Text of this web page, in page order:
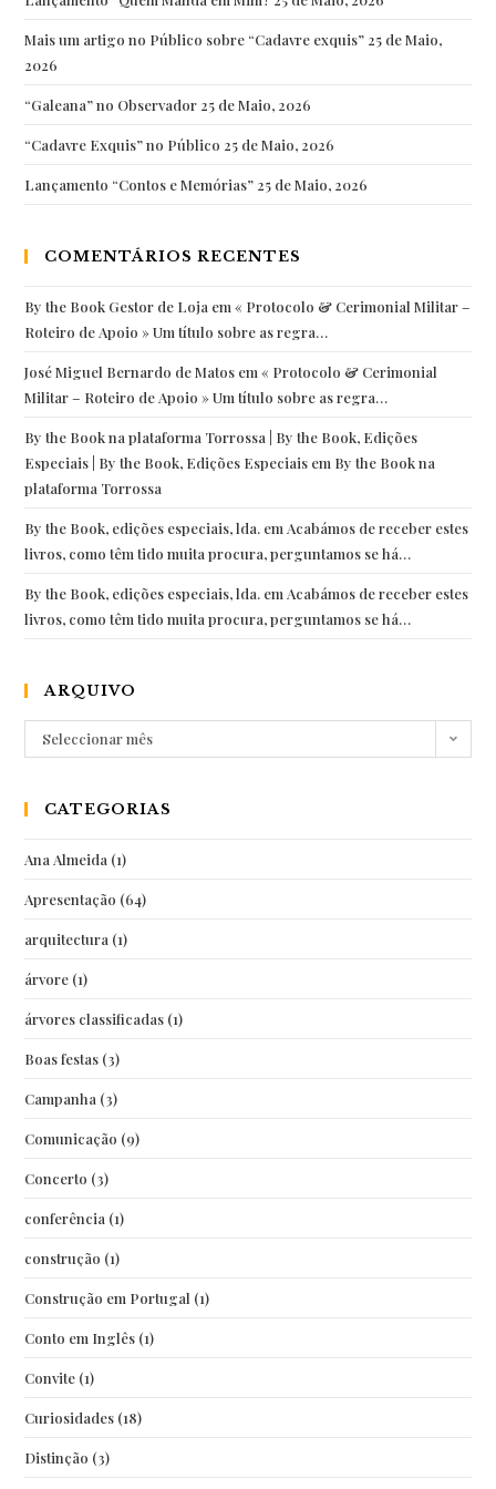
Mais um artigo no Público sobre “Cadavre exquis” 25 de Maio,
2026
“Galeana” no Observador 25 de Maio, 2026
“Cadavre Exquis” no Público 25 de Maio, 2026
Lançamento “Contos e Memórias” 25 de Maio, 2026
COMENTÁRIOS RECENTES
By the Book Gestor de Loja em« Protocolo & Cerimonial Militar –
Roteiro de Apoio » Um título sobre as regra…
José Miguel Bernardo de Matos em« Protocolo & Cerimonial
Militar – Roteiro de Apoio » Um título sobre as regra…
By the Book na plataforma Torrossa | By the Book, Edições
Especiais | By the Book, Edições Especiais em By the Book na
plataforma Torrossa
By the Book, edições especiais, lda. em Acabámos de receber estes
livros, como têm tido muita procura, perguntamos se há…
By the Book, edições especiais, lda. em Acabámos de receber estes
livros, como têm tido muita procura, perguntamos se há…
ARQUIVO
Arquivo
Seleccionar mês
CATEGORIAS
Ana Almeida (1)
Apresentação (64)
arquitectura (1)
árvore (1)
árvores classificadas (1)
Boas festas (3)
Campanha (3)
Comunicação (9)
Concerto (3)
conferência (1)
construção (1)
Construção em Portugal (1)
Conto em Inglês (1)
Convite (1)
Curiosidades (18)
Distinção (3)